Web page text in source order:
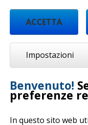
ACCETTA
Impostazioni
Benvenuto!
preferenze
In questo sito web